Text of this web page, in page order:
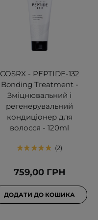
COSRX - PEPTIDE-132
Bonding Treatment -
Зміцнювальний і
регенерувальний
кондиціонер для
волосся - 120ml
2
759,00 ГРН
ДОДАТИ ДО КОШИКА